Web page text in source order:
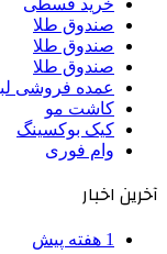
صندوق طلا
صندوق طلا
صندوق طلا
عمده فروشی
کاشت مو
کیک بوکسینگ
وام فوری
آخرین اخبار
1 هفته پیش